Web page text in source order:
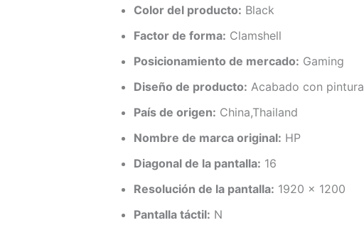
Color del producto: Black
Factor de forma: Clamshell
Posicionamiento de mercado: Gaming
Diseño de producto: Acabado con pintura
País de origen: China,Thailand
Nombre de marca original: HP
Diagonal de la pantalla: 16
Resolución de la pantalla: 1920 x 1200
Pantalla táctil: N